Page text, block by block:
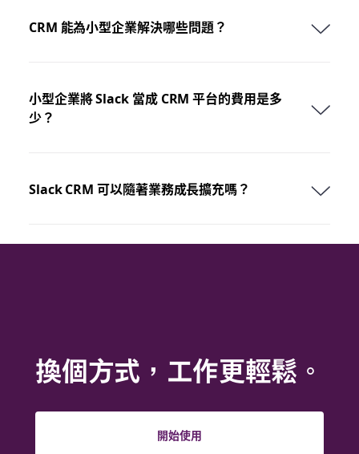
CRM 能為小型企業解決哪些問題？
小型企業將 Slack 當成 CRM 平台的費用是多
少？
Slack CRM 可以隨著業務成長擴充嗎？
換個方式，工作更輕鬆。
開始使用